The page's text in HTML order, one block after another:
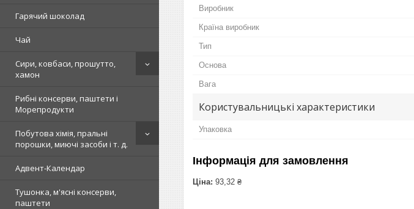
Гарячий шоколад
Чай
Сири, ковбаси, прошутто,
хамон
Рибні консерви, паштети і
Морепродукти
Побутова хімія, пральні
порошки, миючі засоби і т. д.
Адвент-Календар
Тушонка, м'ясні консерви,
паштети
Виробник
Країна виробник
Тип
Основа
Вага
Користувальницькі характеристики
Упаковка
Інформація для замовлення
Ціна: 93,32 ₴